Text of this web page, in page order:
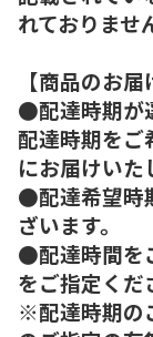
れておりま
【商品のお届
●配達時期が
配達時期をご
にお届けいた
●配達希望時
ざいます。
●配達時間を
をご指定くだ
※配達時期の